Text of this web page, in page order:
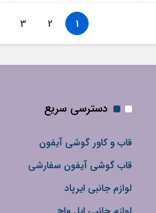
1
2
3
دسترسی سریع
قاب و کاور گوشی آیفون
قاب گوشی آیفون سفارشی
لوازم جانبی ایرپاد